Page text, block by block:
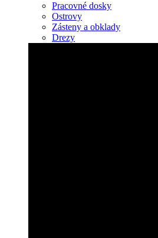
Pracovné dosky
Ostrovy
Zásteny a obklady
Drezy